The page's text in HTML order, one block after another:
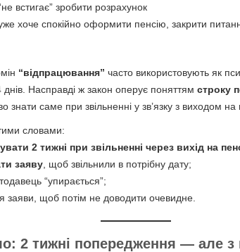
встигає” зробити розрахунок
хоче спокійно оформити пенсію, закрити
“відпрацювання” часто використовують як
днів. Насправді ж закон оперує поняттям строку
знати саме при звільненні у зв’язку з виходом на
словами:
2 тижні при звільненні через вихід на
заяву , щоб звільнили в потрібну дату;
“упирається”;
заяви, щоб потім не доводити очевидне.
2 тижні попередження — але з